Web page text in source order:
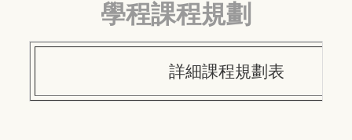
學程課程規劃
詳細課程規劃表